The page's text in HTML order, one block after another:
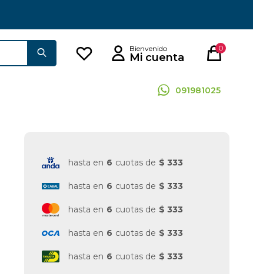
091981025
0
hasta en 6 cuotas de $ 333
hasta en 6 cuotas de $ 333
hasta en 6 cuotas de $ 333
hasta en 6 cuotas de $ 333
hasta en 6 cuotas de $ 333